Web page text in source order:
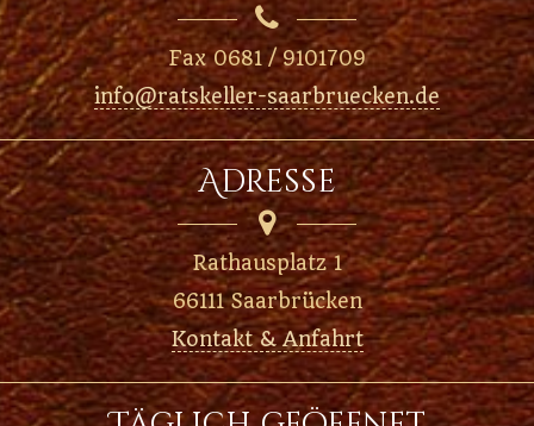

Fax 0681 / 9101709
info@ratskeller-saarbruecken.de
Adresse

Rathausplatz 1
66111 Saarbrücken
Kontakt & Anfahrt